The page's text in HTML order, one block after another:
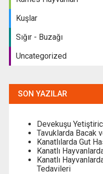
Kuşlar
Sığır - Buzağı
Uncategorized
SON YAZILAR
Devekuşu
Tavuklarda Bacak
Kanatlılarda Gut
Kanatlı
Kanatlı
Tedavileri